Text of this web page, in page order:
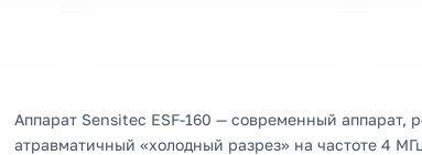
Аппарат Sensitec ESF-160 — современный аппарат,
атравматичный «холодный разрез» на частоте 4